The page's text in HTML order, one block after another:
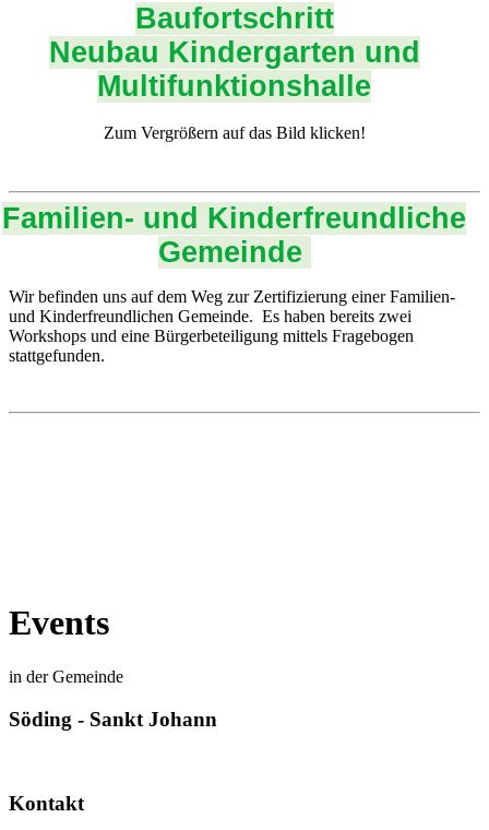
Baufortschritt
Neubau Kindergarten und
Multifunktionshalle
Zum Vergrößern auf das Bild klicken!
Familien- und Kinderfreundliche
Gemeinde
Wir befinden uns auf dem Weg zur Zertifizierung einer Familien-
und Kinderfreundlichen Gemeinde. Es haben bereits zwei
Workshops und eine Bürgerbeteiligung mittels Fragebogen
stattgefunden.
Events
in der Gemeinde
Söding - Sankt Johann
Kontakt